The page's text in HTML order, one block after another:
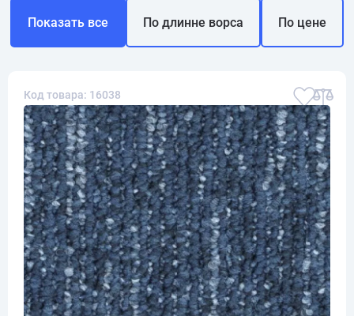
Показать все По длинне ворса По цене
Код товара: 16038